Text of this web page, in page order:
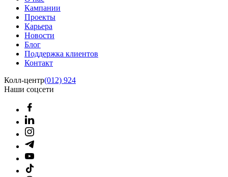
Кампании
Проекты
Карьера
Новости
Блог
Поддержка клиентов
Контакт
Колл-центр(012) 924
Наши соцсети